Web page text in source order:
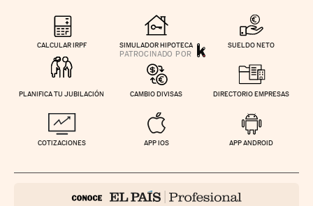
CALCULAR IRPF SIMULADOR HIPOTECA SUELDO NETO
PLANIFICA TU JUBILACIÓN CAMBIO DIVISAS DIRECTORIO EMPRESAS
COTIZACIONES APP IOS APP ANDROID